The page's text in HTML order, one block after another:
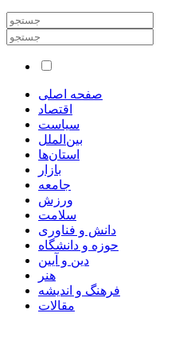
صفحه اصلی
اقتصاد
سیاست
بین‌الملل
استان‌ها
بازار
جامعه
ورزش
سلامت
دانش و فناوری
حوزه و دانشگاه
دین و آیین
هنر
فرهنگ و اندیشه
مقالات